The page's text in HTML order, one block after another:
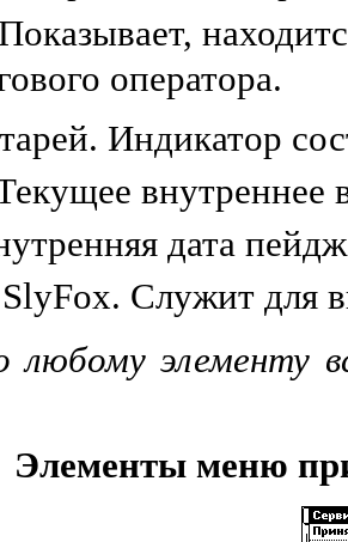
оператора.
Индикатор
внутреннее
дата
Служит для
любому элементу
Элементы меню